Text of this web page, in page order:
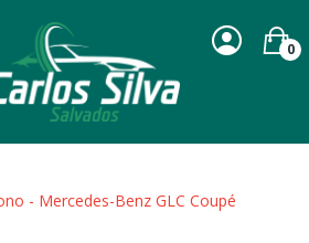
0
- Mercedes-Benz GLC Coupé